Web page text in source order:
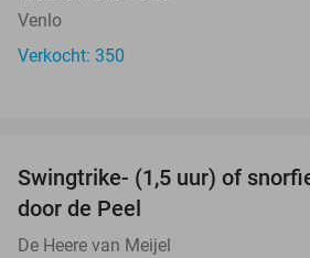
Venlo
Verkocht: 350
Swingtrike- (1,5 uur) of
door de Peel
De Heere van Meijel